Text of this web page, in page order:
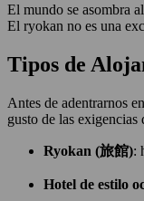
El mundo se asombra
El ryokan no es una
Tipos de
Antes de adentrarnos
gusto de las exigencias
Ryokan (旅館):
Hotel de estilo